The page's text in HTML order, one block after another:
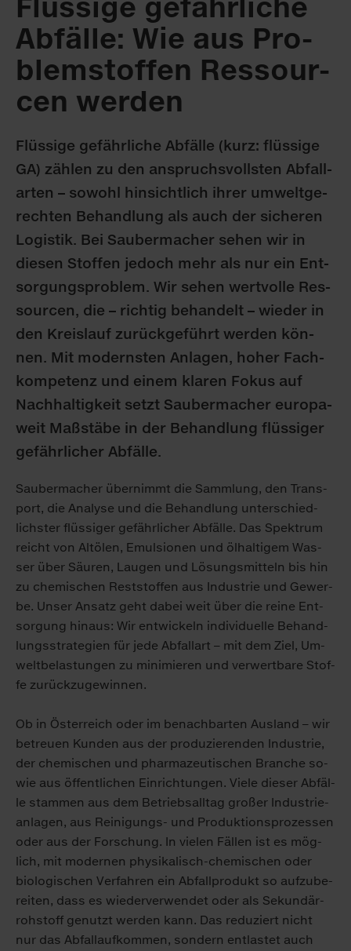
Flüs­si­ge ge­fähr­li­che
Ab­fäl­le: Wie aus Pro­
blem­stof­fen Res­sour­
cen wer­den
Flüs­si­ge ge­fähr­li­che Ab­fäl­le (kurz: flüs­si­ge
GA) zäh­len zu den an­spruchs­volls­ten Ab­fall­
ar­ten – so­wohl hin­sicht­lich ih­rer um­welt­ge­
rech­ten Be­hand­lung als auch der si­che­ren
Lo­gis­tik. Bei Sau­ber­ma­cher se­hen wir in
die­sen Stof­fen je­doch mehr als nur ein Ent­
sor­gungs­pro­blem. Wir se­hen wert­vol­le Res­
sour­cen, die – rich­tig be­han­delt – wie­der in
den Kreis­lauf zu­rück­ge­führt wer­den kön­
nen. Mit mo­derns­ten An­la­gen, ho­her Fach­
kom­pe­tenz und ei­nem kla­ren Fo­kus auf
Nach­hal­tig­keit setzt Sau­ber­ma­cher eu­ro­pa­
weit Maß­stä­be in der Be­hand­lung flüs­si­ger
ge­fähr­li­cher Ab­fäl­le.
Sau­ber­ma­cher über­nimmt die Samm­lung, den Trans­
port, die Ana­ly­se und die Be­hand­lung un­ter­schied­
lichs­ter flüs­si­ger ge­fähr­li­cher Ab­fäl­le. Das Spek­trum
reicht von Alt­ölen, Emul­sio­nen und öl­hal­ti­gem Was­
ser über Säu­ren, Lau­gen und Lö­sungs­mit­teln bis hin
zu che­mi­schen Rest­stof­fen aus In­dus­trie und Ge­wer­
be. Un­ser An­satz geht da­bei weit über die rei­ne Ent­
sor­gung hin­aus: Wir ent­wi­ckeln in­di­vi­du­el­le Be­hand­
lungs­stra­te­gi­en für je­de Ab­fall­art – mit dem Ziel, Um­
welt­be­las­tun­gen zu mi­ni­mie­ren und ver­wert­ba­re Stof­
fe zu­rück­zu­ge­win­nen.
Ob in Ös­ter­reich oder im be­nach­bar­ten Aus­land – wir
be­treu­en Kun­den aus der pro­du­zie­ren­den In­dus­trie,
der che­mi­schen und phar­ma­zeu­ti­schen Bran­che so­
wie aus öf­fent­li­chen Ein­rich­tun­gen. Vie­le die­ser Ab­fäl­
le stam­men aus dem Be­triebsall­tag gro­ßer In­dus­trie­
an­la­gen, aus Rei­ni­gungs- und Pro­duk­ti­ons­pro­zes­sen
oder aus der For­schung. In vie­len Fäl­len ist es mög­
lich, mit mo­der­nen phy­si­ka­lisch-che­mi­schen oder
bio­lo­gi­schen Ver­fah­ren ein Ab­fall­pro­dukt so auf­zu­be­
rei­ten, dass es wie­der­ver­wen­det oder als Se­kun­där­
roh­stoff ge­nutzt wer­den kann. Das re­du­ziert nicht
nur das Ab­fall­auf­kom­men, son­dern ent­las­tet auch